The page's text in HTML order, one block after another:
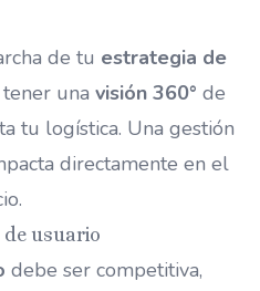
de tu estrategia de
una visión 360° de
tu logística. Una gestión
directamente en el
de usuario
debe ser competitiva,